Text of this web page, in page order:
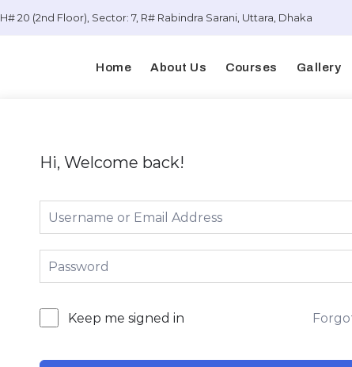
H# 20 (2nd Floor), Sector: 7, R# Rabindra Sarani, Uttara, Dhaka
Home About Us Courses Gallery
Hi, Welcome back!
Keep me signed in